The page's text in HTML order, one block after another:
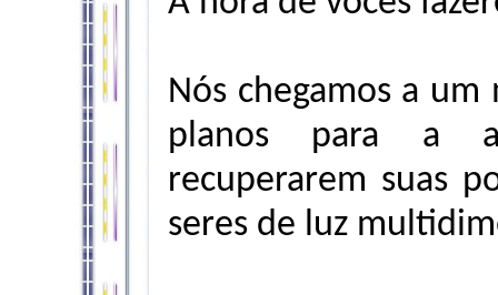
Nós chegamos a
planos para a
recuperarem suas
seres de luz